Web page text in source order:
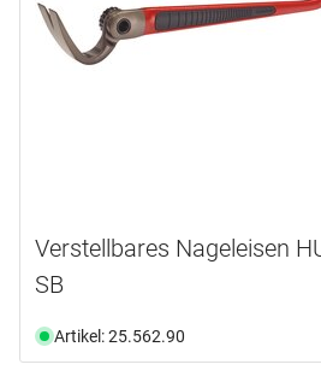
Verstellbares Nageleisen
SB
Artikel: 25.562.90